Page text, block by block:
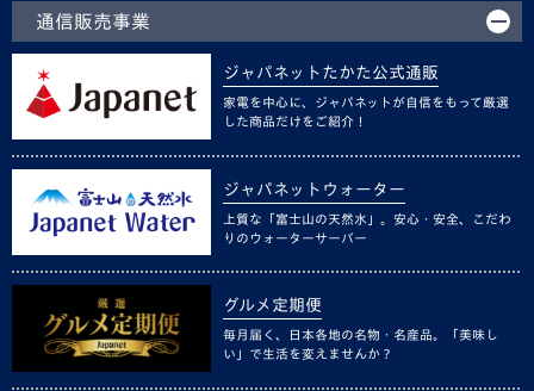
通信販売事業
ジャパネットたかた公式通販
家電を中心に、ジャパネットが自信をもって厳選
した商品だけをご紹介！
ジャパネットウォーター
上質な「富士山の天然水」。安心・安全、こだわ
りのウォーターサーバー
グルメ定期便
毎月届く、日本各地の名物・名産品。「美味し
い」で生活を変えませんか？